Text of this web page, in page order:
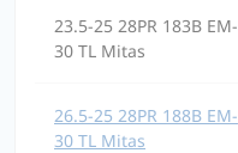
23.5-25 28PR 183B EM-
30 TL Mitas
26.5-25 28PR 188B EM-
30 TL Mitas